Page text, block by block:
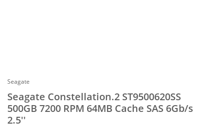
Seagate
Seagate Constellation.2 ST9500620SS
500GB 7200 RPM 64MB Cache SAS 6Gb/s
2.5''